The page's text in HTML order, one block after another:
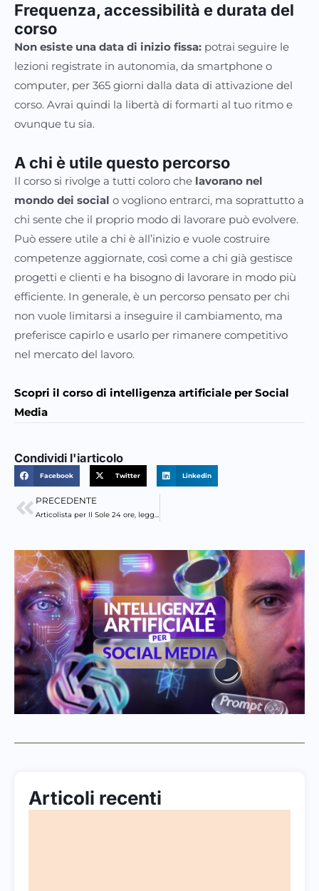
Frequenza, accessibilità e durata del
corso
Non esiste una data di inizio fissa: potrai seguire le
lezioni registrate in autonomia, da smartphone o
computer, per 365 giorni dalla data di attivazione del
corso. Avrai quindi la libertà di formarti al tuo ritmo e
ovunque tu sia.
A chi è utile questo percorso
Il corso si rivolge a tutti coloro che lavorano nel
mondo dei social o vogliono entrarci, ma soprattutto a
chi sente che il proprio modo di lavorare può evolvere.
Può essere utile a chi è all’inizio e vuole costruire
competenze aggiornate, così come a chi già gestisce
progetti e clienti e ha bisogno di lavorare in modo più
efficiente. In generale, è un percorso pensato per chi
non vuole limitarsi a inseguire il cambiamento, ma
preferisce capirlo e usarlo per rimanere competitivo
nel mercato del lavoro.
Scopri il corso di intelligenza artificiale per Social
Media
Condividi l'iarticolo
Facebook Twitter Linkedin
Precedente
PRECEDENTE
Articolista per Il Sole 24 ore, leggi tutti i miei articoli
Articoli recenti